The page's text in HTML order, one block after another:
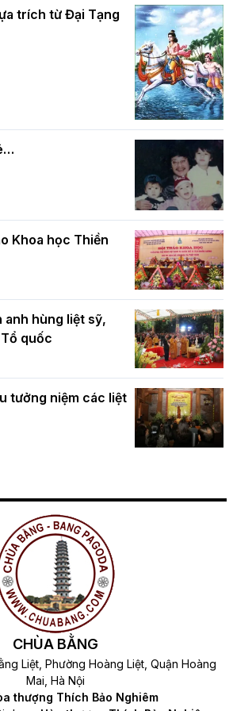
đản PL.2570 –
PL.2570
bình đẳng trong Phật giáo
giáo chính tín Phần 7: Luật nhân
trích từ Đại Tạng
Khoa học Thiền
anh hùng liệt sỹ,
quốc
tưởng niệm các liệt
CHÙA BẰNG
Liệt, Phường Hoàng Liệt, Quận Hoàng
Mai, Hà Nội
thượng Thích Bảo Nghiêm